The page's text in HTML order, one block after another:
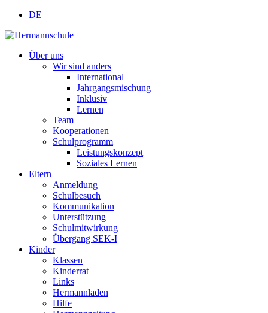
DE
Über uns
Wir sind anders
International
Jahrgangsmischung
Inklusiv
Lernen
Team
Kooperationen
Schulprogramm
Leistungskonzept
Soziales Lernen
Eltern
Anmeldung
Schulbesuch
Kommunikation
Unterstützung
Schulmitwirkung
Übergang SEK-I
Kinder
Klassen
Kinderrat
Links
Hermannladen
Hilfe